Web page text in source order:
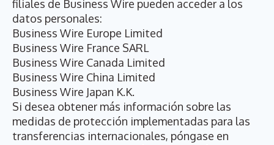
filiales de Business Wire pueden acceder a los
datos personales:
Business Wire Europe Limited
Business Wire France SARL
Business Wire Canada Limited
Business Wire China Limited
Business Wire Japan K.K.
Si desea obtener más información sobre las
medidas de protección implementadas para las
transferencias internacionales, póngase en